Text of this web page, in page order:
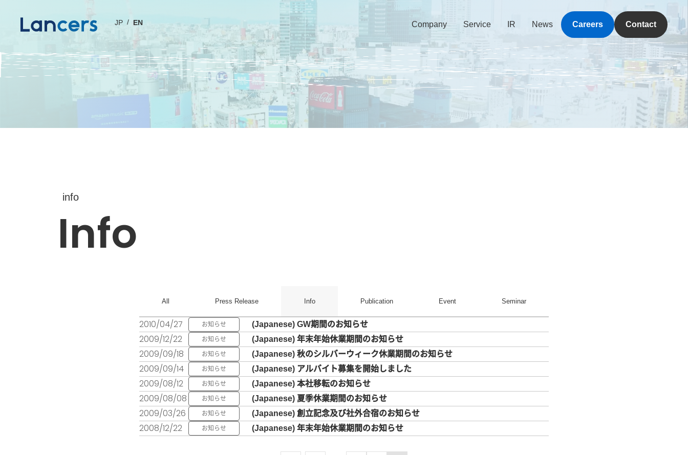
JP EN Company Service IR News Careers Contact
info
info
All Press Release Info Publication Event Seminar
2010/04/27 お知らせ GW期間のお知らせ
2009/12/22 お知らせ 年末年始休業期間のお知らせ
2009/09/18 お知らせ 秋のシルバーウィーク休業期間のお知らせ
2009/09/14 お知らせ アルバイト募集を開始しました
2009/08/12 お知らせ 本社移転のお知らせ
2009/08/08 お知らせ 夏季休業期間のお知らせ
2009/03/26 お知らせ 創立記念及び社外合宿のお知らせ
2008/12/22 お知らせ 年末年始休業期間のお知らせ